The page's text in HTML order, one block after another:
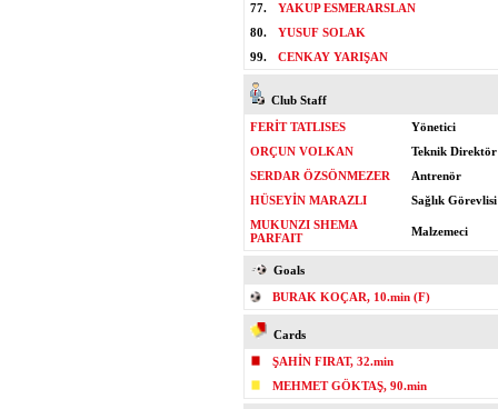
77.
YAKUP ESMERARSLAN
80.
YUSUF SOLAK
99.
CENKAY YARIŞAN
Club Staff
FERİT TATLISES
Yönetici
ORÇUN VOLKAN
Teknik Direktör
SERDAR ÖZSÖNMEZER
Antrenör
HÜSEYİN MARAZLI
Sağlık Görevlisi
MUKUNZI SHEMA
PARFAIT
Malzemeci
Goals
BURAK KOÇAR, 10.min (F)
Cards
ŞAHİN FIRAT, 32.min
MEHMET GÖKTAŞ, 90.min